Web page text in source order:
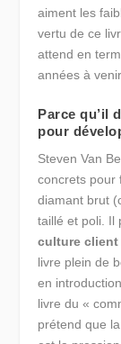
aiment les
vertu de ce
attend en
années à venir.
Parce qu’il
pour
Steven Van
concrets pour
diamant brut
taillé et poli. Il
culture
livre plein de
en
livre du «
prétend que